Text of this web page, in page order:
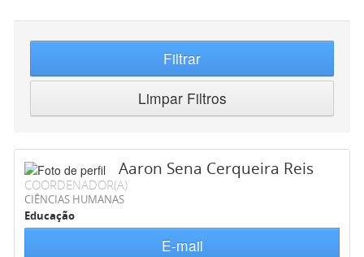
Filtrar
Limpar Filtros
Aaron Sena Cerqueira Reis
COORDENADOR(A)
CIÊNCIAS HUMANAS
Educação
E-mail